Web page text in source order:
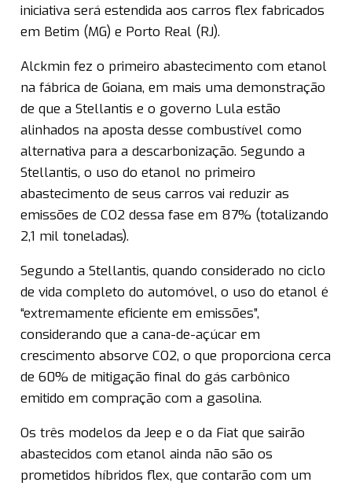
iniciativa será estendida aos carros flex fabricados
em Betim (MG) e Porto Real (RJ).
Alckmin fez o primeiro abastecimento com etanol
na fábrica de Goiana, em mais uma demonstração
de que a Stellantis e o governo Lula estão
alinhados na aposta desse combustível como
alternativa para a descarbonização. Segundo a
Stellantis, o uso do etanol no primeiro
abastecimento de seus carros vai reduzir as
emissões de CO2 dessa fase em 87% (totalizando
2,1 mil toneladas).
Segundo a Stellantis, quando considerado no ciclo
de vida completo do automóvel, o uso do etanol é
“extremamente eficiente em emissões”,
considerando que a cana-de-açúcar em
crescimento absorve CO2, o que proporciona cerca
de 60% de mitigação final do gás carbônico
emitido em compração com a gasolina.
Os três modelos da Jeep e o da Fiat que sairão
abastecidos com etanol ainda não são os
prometidos híbridos flex, que contarão com um